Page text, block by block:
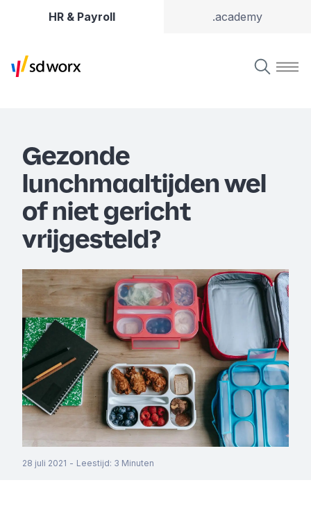
HR & Payroll .academy
Gezonde
lunchmaaltijden wel
of niet gericht
vrijgesteld?
28 juli 2021 - Leestijd: 3 Minuten